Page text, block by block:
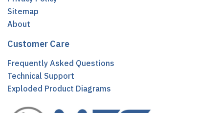
Sitemap
About
Customer Care
Frequently Asked Questions
Technical Support
Exploded Product Diagrams